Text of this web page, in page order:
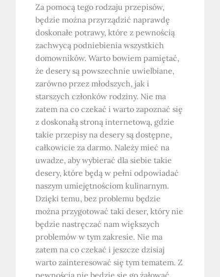
Za pomocą tego rodzaju przepisów,
będzie można przyrządzić naprawdę
doskonałe potrawy, które z pewnością
zachwycą podniebienia wszystkich
domowników. Warto bowiem pamiętać,
że desery są powszechnie uwielbiane,
zarówno przez młodszych, jak i
starszych członków rodziny. Nie ma
zatem na co czekać i warto zapoznać się
z doskonałą stroną internetową, gdzie
takie przepisy na desery są dostępne,
całkowicie za darmo. Należy mieć na
uwadze, aby wybierać dla siebie takie
desery, które będą w pełni odpowiadać
naszym umiejętnościom kulinarnym.
Dzięki temu, bez problemu będzie
można przygotować taki deser, który nie
będzie nastręczać nam większych
problemów w tym zakresie. Nie ma
zatem na co czekać i jeszcze dzisiaj
warto zainteresować się tym tematem. Z